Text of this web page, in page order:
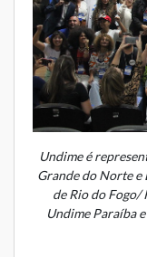
Undime é
Grande do Norte
de Rio do Fogo/
Undime Paraíba